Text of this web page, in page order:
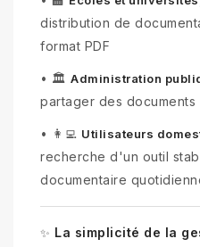
distribution de
format PDF
• 🏛️ Administration
partager des
• 👩‍💻 Utilisateurs
recherche d'un outil
documentaire
✨ La simplicité de la